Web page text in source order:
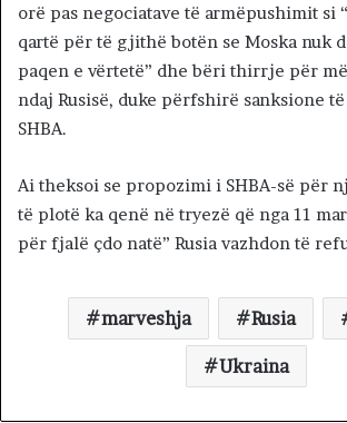
orë pas negociatave të armëpushimit si
qartë për të gjithë botën se Moska nuk
paqen e vërtetë” dhe bëri thirrje për
ndaj Rusisë, duke përfshirë sanksione
SHBA.
Ai theksoi se propozimi i SHBA-së për
të plotë ka qenë në tryezë që nga 11
për fjalë çdo natë” Rusia vazhdon të
marveshja Rusia
Ukraina